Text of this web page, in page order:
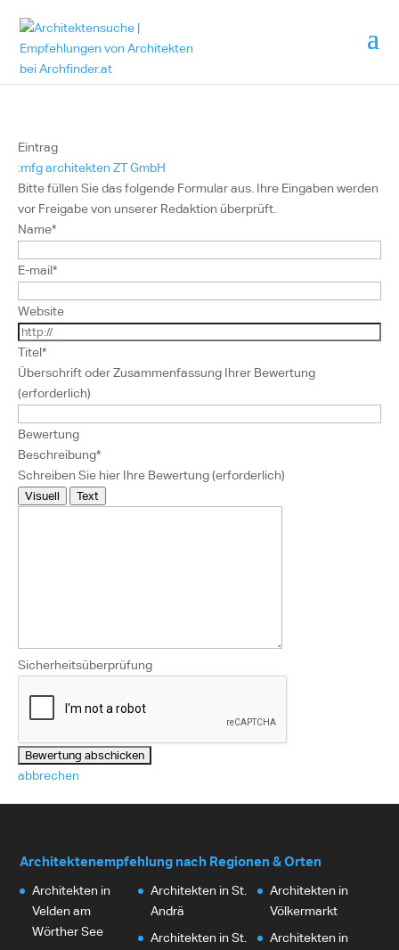
Eintrag
:mfg architekten ZT GmbH
Bitte füllen Sie das folgende Formular aus. Ihre Eingaben werden
vor Freigabe von unserer Redaktion überprüft.
Name*
E-mail*
Website
Titel*
Überschrift oder Zusammenfassung Ihrer Bewertung
(erforderlich)
Bewertung
Beschreibung*
Schreiben Sie hier Ihre Bewertung (erforderlich)
Visuell Text
Sicherheitsüberprüfung
abbrechen
Architektenempfehlung nach Regionen & Orten
Architekten in
Velden am
Wörther See
Architekten in St.
Andrä
Architekten in
Völkermarkt
Architekten in St.
Architekten in